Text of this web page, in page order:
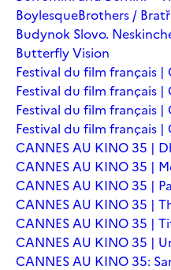
BoylesqueBrothers /
Budynok Slovo.
Butterfly Vision
Festival du film français |
Festival du film français |
Festival du film français |
Festival du film français |
CANNES AU KINO 35 |
CANNES AU KINO 35 |
CANNES AU KINO 35 |
CANNES AU KINO 35 |
CANNES AU KINO 35 |
CANNES AU KINO 35 |
CANNES AU KINO 35: